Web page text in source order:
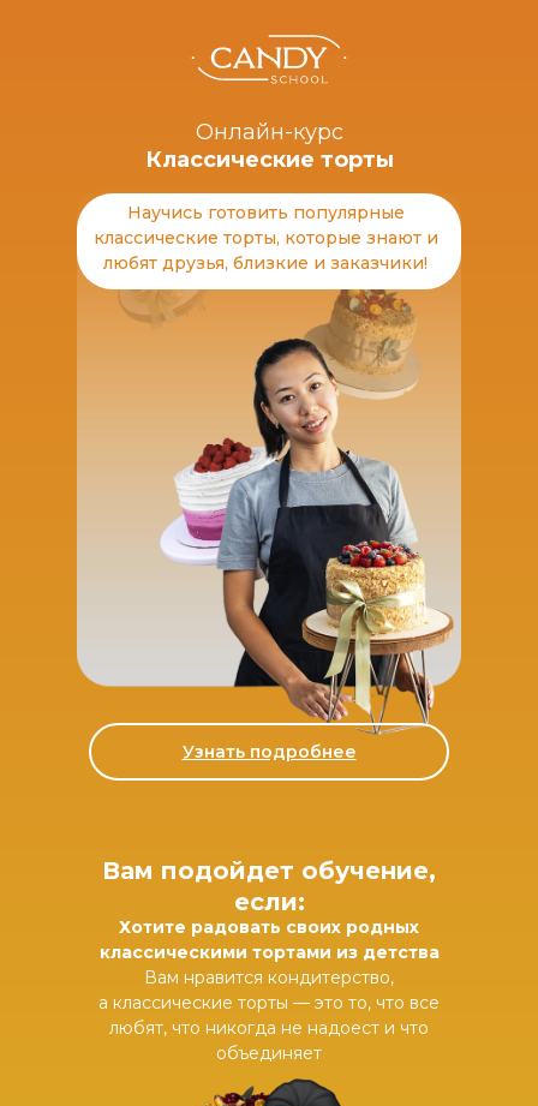
Онлайн-курс
Классические торты
Научись готовить популярные
классические торты, которые знают и
любят друзья, близкие и заказчики!
Узнать подробнее
Вам подойдет обучение,
если:
Хотите радовать своих родных
классическими тортами из детства
Вам нравится кондитерство,
а классические торты — это то, что все
любят, что никогда не надоест и что
объединяет